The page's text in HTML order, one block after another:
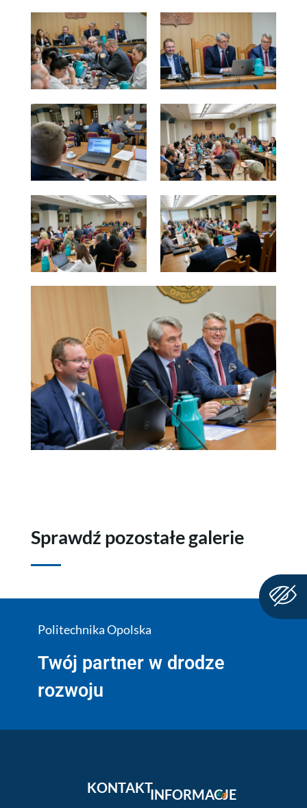
Sprawdź pozostałe galerie
Politechnika Opolska
Twój partner w drodze
rozwoju
KONTAKTINFORMACJE